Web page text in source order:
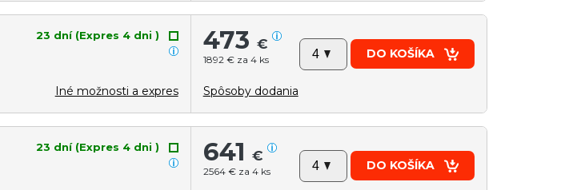
23 dní (Expres 4 dni )
Iné možnosti a expres
473 €
1892 € za 4 ks DO KOŠÍKA
Spôsoby dodania
23 dní (Expres 4 dni ) 641 €
2564 € za 4 ks DO KOŠÍKA